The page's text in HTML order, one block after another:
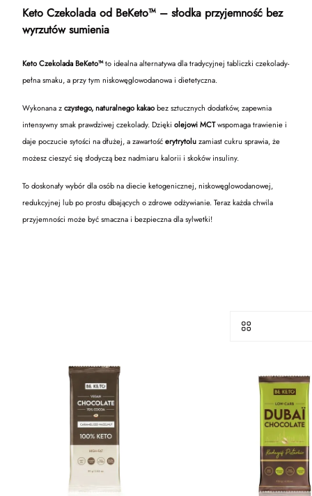
Keto Czekolada od BeKeto™ – słodka przyjemność bez
wyrzutów sumienia
Keto Czekolada BeKeto™to idealna alternatywa dla tradycyjnej tabliczki czekolady-
pełna smaku, a przy tym niskowęglowodanowa i dietetyczna.
Wykonana zczystego, naturalnego kakaobez sztucznych dodatków, zapewnia
intensywny smak prawdziwej czekolady. Dzięki olejowi MCTwspomaga trawienie i
daje poczucie sytości na dłużej, a zawartośćerytrytoluzamiast cukru sprawia, że
możesz cieszyć się słodyczą bez nadmiaru kalorii i skoków insuliny.
To doskonały wybór dla osób na diecie ketogenicznej, niskowęglowodanowej,
redukcyjnej lub po prostu dbających o zdrowe odżywianie. Teraz każda chwila
przyjemności może być smaczna i bezpieczna dla sylwetki!